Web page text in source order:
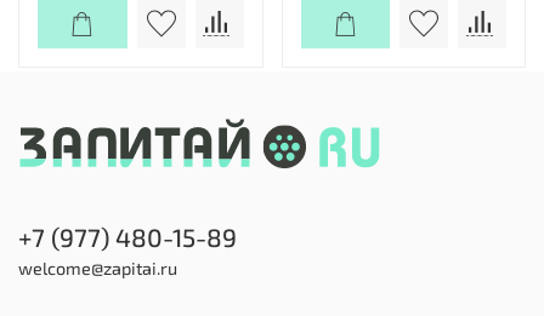
+7 (977) 480-15-89
welcome@zapitai.ru